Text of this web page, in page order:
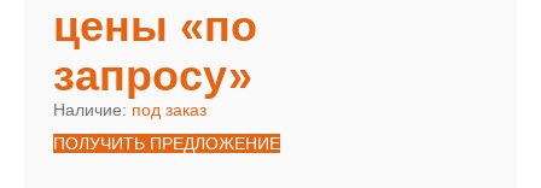
цены «по
запросу»
Наличие: под заказ
ПОЛУЧИТЬ ПРЕДЛОЖЕНИЕ